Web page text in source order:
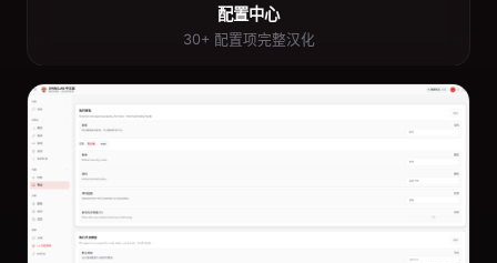
配置中心
30+ 配置项完整汉化